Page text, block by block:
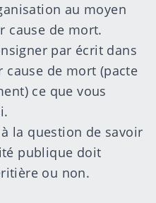
au moyen
cause de mort.
par écrit dans
de mort (pacte
) ce que vous
la question de savoir
publique doit
ou non.